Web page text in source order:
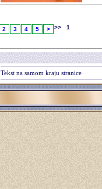
>> 1
2 3 4 5 >
Tekst na samom kraju stranice